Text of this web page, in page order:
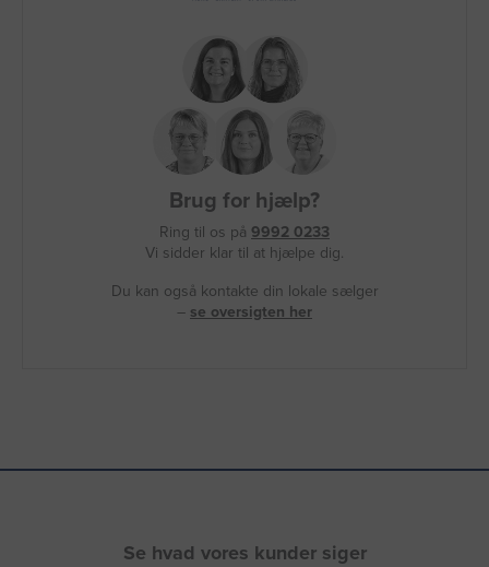
Brug for hjælp?
Ring til os på 9992 0233
Vi sidder klar til at hjælpe dig.
Du kan også kontakte din lokale sælger
– se oversigten her
Se hvad vores kunder siger